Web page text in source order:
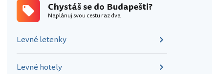
Chystáš se do Budapešti?
Naplánuj svou cestu raz dva
Levné letenky
Levné hotely